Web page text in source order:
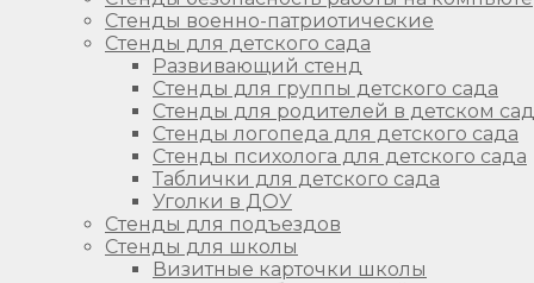
Стенды военно-патриотические
Стенды для детского сада
Развивающий стенд
Стенды для группы детского сада
Стенды для родителей в детском
Стенды логопеда для детского сада
Стенды психолога для детского сада
Таблички для детского сада
Уголки в ДОУ
Стенды для подъездов
Стенды для школы
Визитные карточки школы